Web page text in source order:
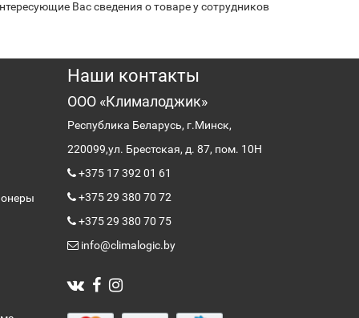
Вас сведения о товаре у сотрудников
Наши контакты
ООО «Клималоджик»
Республика Беларусь, г.Минск,
220099,ул. Брестская, д. 87, пом. 10Н
+375 17 392 01 61
+375 29 380 70 72
+375 29 380 70 75
info@climalogic.by